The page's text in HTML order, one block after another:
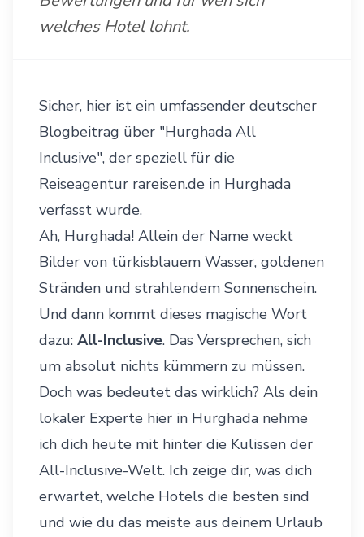
welches Hotel lohnt.
Sicher, hier ist ein umfassender deutscher
Blogbeitrag über "Hurghada All
Inclusive", der speziell für die
Reiseagentur rareisen.de in Hurghada
verfasst wurde.
Ah, Hurghada! Allein der Name weckt
Bilder von türkisblauem Wasser, goldenen
Stränden und strahlendem Sonnenschein.
Und dann kommt dieses magische Wort
dazu: All-Inclusive. Das Versprechen, sich
um absolut nichts kümmern zu müssen.
Doch was bedeutet das wirklich? Als dein
lokaler Experte hier in Hurghada nehme
ich dich heute mit hinter die Kulissen der
All-Inclusive-Welt. Ich zeige dir, was dich
erwartet, welche Hotels die besten sind
und wie du das meiste aus deinem Urlaub